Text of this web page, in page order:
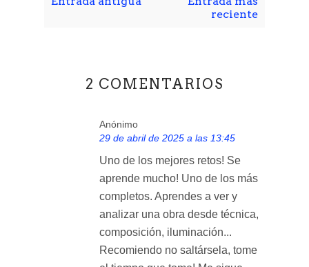
reciente
2 COMENTARIOS
Anónimo
29 de abril de 2025 a las 13:45
Uno de los mejores retos! Se
aprende mucho! Uno de los más
completos. Aprendes a ver y
analizar una obra desde técnica,
composición, iluminación...
Recomiendo no saltársela, tome